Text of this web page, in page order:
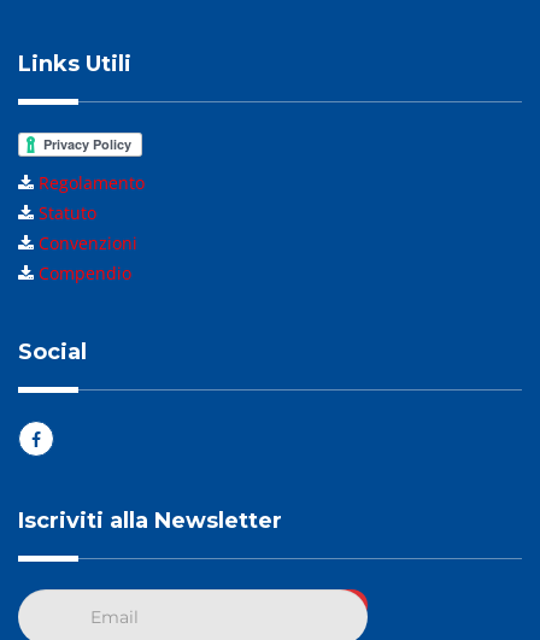
Links Utili
Regolamento
Statuto
Convenzioni
Compendio
Social
Iscriviti alla Newsletter